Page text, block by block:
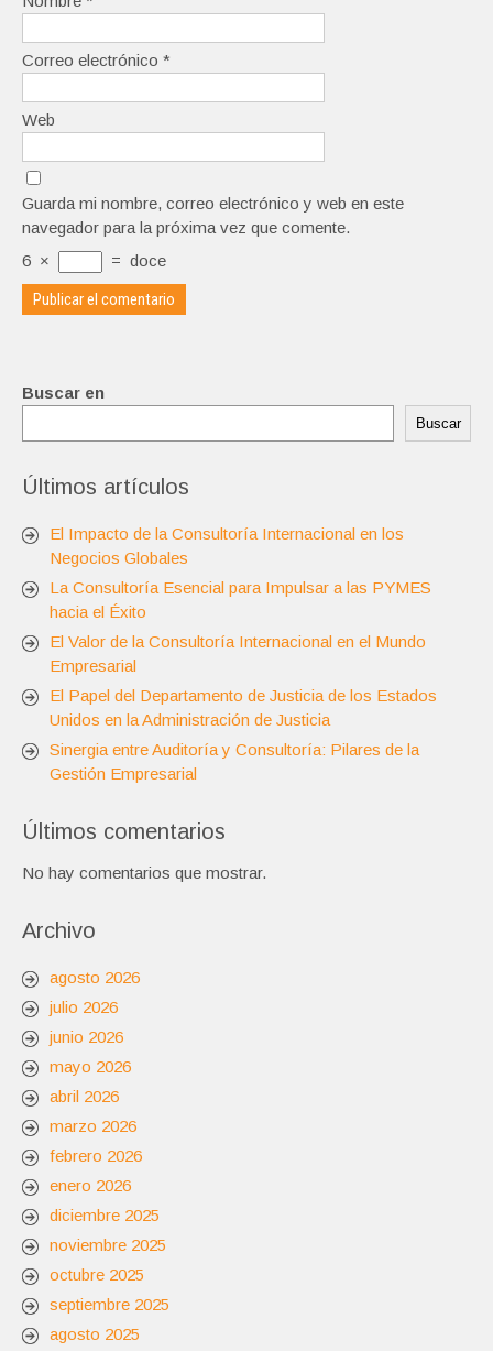
Correo electrónico *
Web
Guarda mi nombre, correo electrónico y web en este
navegador para la próxima vez que comente.
6 × = doce
Buscar en
Buscar
Últimos artículos
El Impacto de la Consultoría Internacional en los
Negocios Globales
La Consultoría Esencial para Impulsar a las PYMES
hacia el Éxito
El Valor de la Consultoría Internacional en el Mundo
Empresarial
El Papel del Departamento de Justicia de los Estados
Unidos en la Administración de Justicia
Sinergia entre Auditoría y Consultoría: Pilares de la
Gestión Empresarial
Últimos comentarios
No hay comentarios que mostrar.
Archivo
agosto 2026
julio 2026
junio 2026
mayo 2026
abril 2026
marzo 2026
febrero 2026
enero 2026
diciembre 2025
noviembre 2025
octubre 2025
septiembre 2025
agosto 2025